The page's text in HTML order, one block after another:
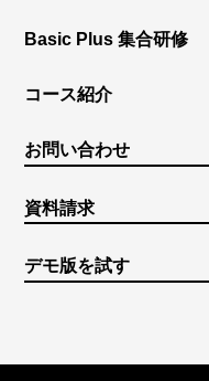
Basic Plus 集合研修
コース紹介
お問い合わせ
資料請求
デモ版を試す